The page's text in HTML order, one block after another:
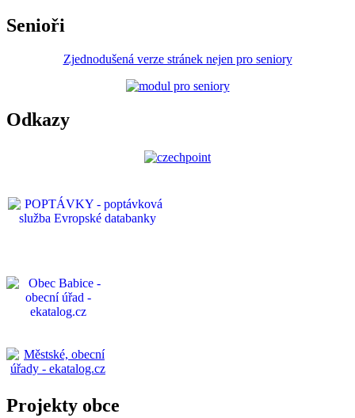
Senioři
Zjednodušená verze stránek nejen pro seniory
Odkazy
Projekty obce